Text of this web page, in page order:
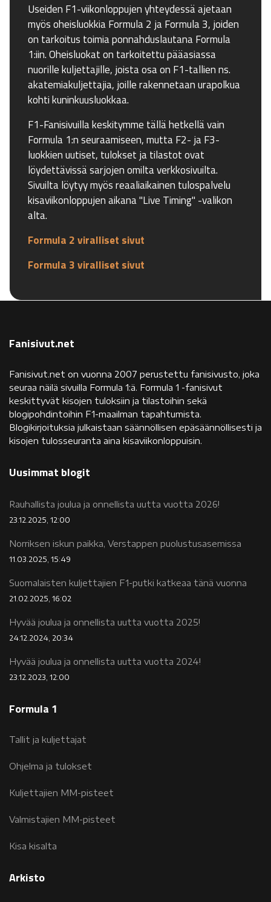
Useiden F1-viikonloppujen yhteydessä ajetaan
myös oheisluokkia Formula 2 ja Formula 3, joiden
on tarkoitus toimia ponnahduslautana Formula
1:iin. Oheisluokat on tarkoitettu pääasiassa
nuorille kuljettajille, joista osa on F1-tallien ns.
akatemiakuljettajia, joille rakennetaan urapolkua
kohti kuninkuusluokkaa.
F1-Fanisivuilla keskitymme tällä hetkellä vain
Formula 1:n seuraamiseen, mutta F2- ja F3-
luokkien uutiset, tulokset ja tilastot ovat
löydettävissä sarjojen omilta verkkosivuilta.
Sivuilta löytyy myös reaaliaikainen tulospalvelu
kisaviikonloppujen aikana "Live Timing" -valikon
alta.
Formula 2 viralliset sivut
Formula 3 viralliset sivut
Fanisivut.net
Fanisivut.net on vuonna 2007 perustettu fanisivusto, joka
seuraa näilä sivuilla Formula 1:ä. Formula 1 -fanisivut
keskittyvät kisojen tuloksiin ja tilastoihin sekä
blogipohdintoihin F1-maailman tapahtumista.
Blogikirjoituksia julkaistaan säännöllisen epäsäännöllisesti ja
kisojen tulosseuranta aina kisaviikonloppuisin.
Uusimmat blogit
Rauhallista joulua ja onnellista uutta vuotta 2026!
23.12.2025, 12:00
Norriksen iskun paikka, Verstappen puolustusasemissa
11.03.2025, 15:49
Suomalaisten kuljettajien F1-putki katkeaa tänä vuonna
21.02.2025, 16:02
Hyvää joulua ja onnellista uutta vuotta 2025!
24.12.2024, 20:34
Hyvää joulua ja onnellista uutta vuotta 2024!
23.12.2023, 12:00
Formula 1
Tallit ja kuljettajat
Ohjelma ja tulokset
Kuljettajien MM-pisteet
Valmistajien MM-pisteet
Kisa kisalta
Arkisto